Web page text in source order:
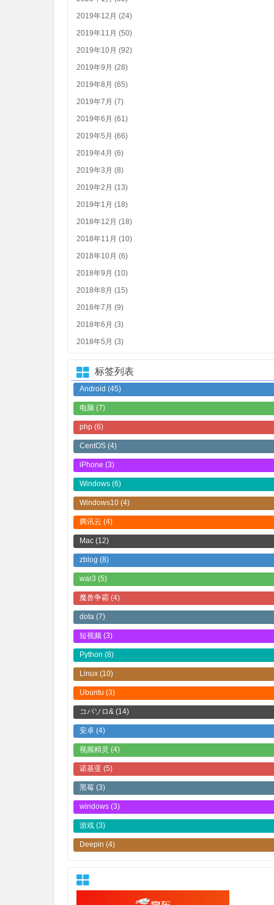
2019年12月 (24)
2019年11月 (50)
2019年10月 (92)
2019年9月 (28)
2019年8月 (65)
2019年7月 (7)
2019年6月 (61)
2019年5月 (66)
2019年4月 (6)
2019年3月 (8)
2019年2月 (13)
2019年1月 (18)
2018年12月 (18)
2018年11月 (10)
2018年10月 (6)
2018年9月 (10)
2018年8月 (15)
2018年7月 (9)
2018年6月 (3)
2018年5月 (3)
标签列表
Android (45)
电脑 (7)
php (6)
CentOS (4)
iPhone (3)
Windows (6)
Windows10 (4)
腾讯云 (4)
Mac (12)
zblog (8)
war3 (5)
魔兽争霸 (4)
dota (7)
短视频 (3)
Python (8)
Linux (10)
Ubuntu (3)
コバソロ& (14)
安卓 (4)
视频精灵 (4)
诺基亚 (5)
黑莓 (3)
windows (3)
游戏 (3)
Deepin (4)